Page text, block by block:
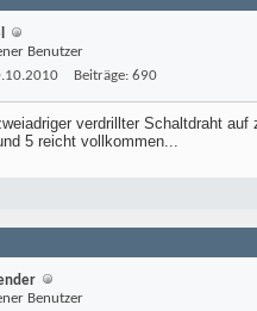
Benutzer
Beiträge: 690
verdrillter Schaltdraht auf
5 reicht vollkommen...
Benutzer